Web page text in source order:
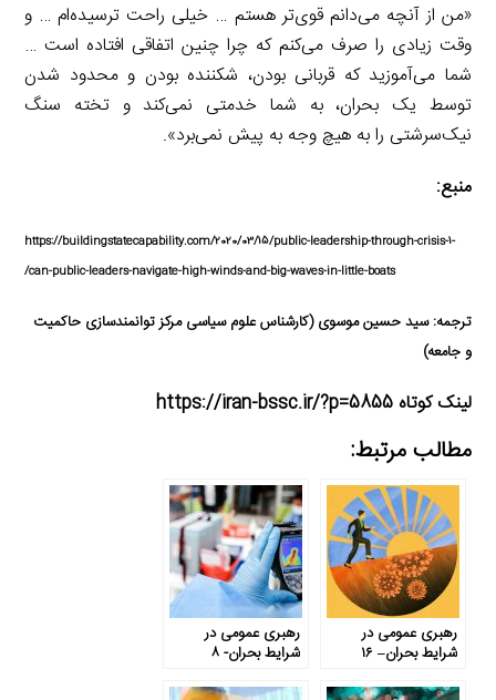
«من از آنچه می‌دانم قوی‌تر هستم … خیلی راحت ترسیده‌ام … و
وقت زیادی را صرف می‌کنم که چرا چنین اتفاقی افتاده است …
شما می‌آموزید که قربانی بودن، شکننده بودن و محدود شدن
توسط یک بحران، به شما خدمتی نمی‌کند و تخته سنگ
نیک‌سرشتی را به هیچ وجه به پیش نمی‌برد».
منبع:
https://buildingstatecapability.com/2020/03/15/public-leadership-through-crisis-1-
can-public-leaders-navigate-high-winds-and-big-waves-in-little-boats/
ترجمه‌: سید حسین موسوی (کارشناس علوم سیاسی مرکز توانمندسازی حاکمیت
و جامعه)
لینک کوتاه https://iran-bssc.ir/?p=5855
مطالب مرتبط:
رهبری عمومی در
شرایط بحران– ۱۶
رهبری عمومی در
شرایط بحران- ۸